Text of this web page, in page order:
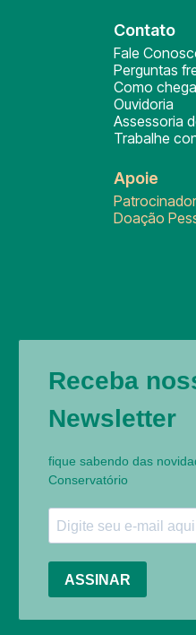
Contato
Fale
Perguntas
Como
Ouvidoria
Assessoria
Trabalhe
Apoie
Doação